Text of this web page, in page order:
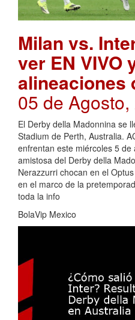
Milan vs.
ver EN VIVO
alineaciones
05 de
El Derby della Madonnina se
Stadium de Perth, Australia.
enfrentan este miércoles 5 de
amistosa del Derby della
Nerazzurri chocan en el
en el marco de la
toda la info
BolaVip Mexico